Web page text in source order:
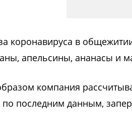
коронавируса в
апельсины, ананасы и
компания
последним данным,